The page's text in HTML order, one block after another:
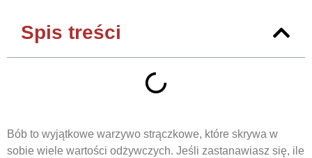
Spis treści
Bób to wyjątkowe warzywo strączkowe, które skrywa w
sobie wiele wartości odżywczych. Jeśli zastanawiasz się, ile